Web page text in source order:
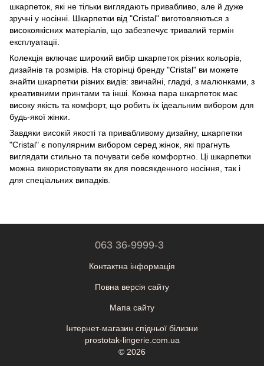
шкарпеток, які не тільки виглядають привабливо, але й дуже
зручні у носінні. Шкарпетки від "Cristal" виготовляються з
високоякісних матеріалів, що забезпечує тривалий термін
експлуатації.
Колекція включає широкий вибір шкарпеток різних кольорів,
дизайнів та розмірів. На сторінці бренду "Cristal" ви можете
знайти шкарпетки різних видів: звичайні, гладкі, з малюнками, з
креативними принтами та інші. Кожна пара шкарпеток має
високу якість та комфорт, що робить їх ідеальним вибором для
будь-якої жінки.
Завдяки високій якості та привабливому дизайну, шкарпетки
"Cristal" є популярним вибором серед жінок, які прагнуть
виглядати стильно та почувати себе комфортно. Ці шкарпетки
можна використовувати як для повсякденного носіння, так і
для спеціальних випадків.
063 36-9999-3
Контактна інформація
Повна версія сайту
Мапа сайту
Інтернет-магазин спідньої білизни
prostotak-lingerie.com.ua
© 2026